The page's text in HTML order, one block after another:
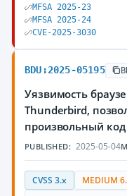
MFSA 2025-23
MFSA 2025-24
CVE-2025-3030
BDU:2025-05195
Уязвимость
Thunderbird,
произвольный код
PUBLISHED: 2025-05-04
CVSS 3.x MEDIUM